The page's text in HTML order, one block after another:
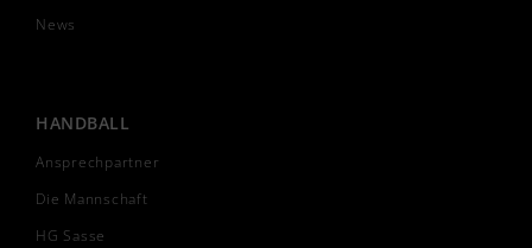
News
HANDBALL
Ansprechpartner
Die Mannschaft
HG Sasse